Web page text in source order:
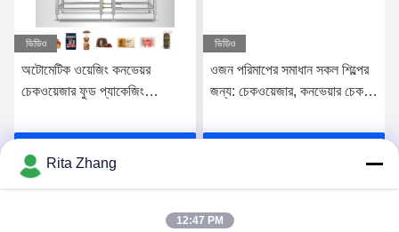
ভিডিও
অটোমেটিক ওয়েজিং কনভেয়র
চেকওয়েজার ফুড প্যাকেজিং
ভিডিও
ওজন পরিমাপের সমাধান সকল শিল্পের
জন্য: চেকওয়েজার, কনভেয়ার চেক
Rita Zhang
12:47 PM